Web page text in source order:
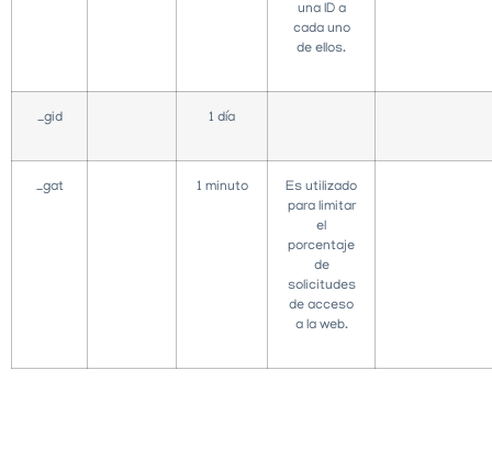
una ID a
cada uno
de ellos.
_gid 1 día
_gat 1 minuto
Es utilizado
para limitar
el
porcentaje
de
solicitudes
de acceso
a la web.